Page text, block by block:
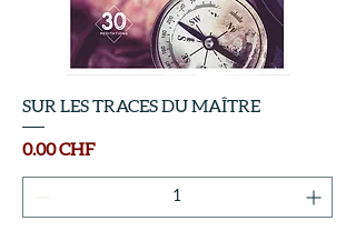
SUR LES TRACES DU MAÎTRE
Prix
0.00 CHF